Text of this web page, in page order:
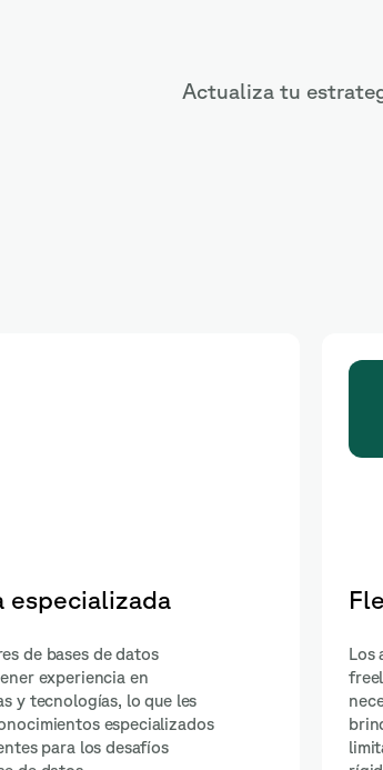
Actualiza tu
datos
a las
y
sin las
Costos
Al contratar a un
datos freelance,
costos en
un empleado a
tienen que pagar